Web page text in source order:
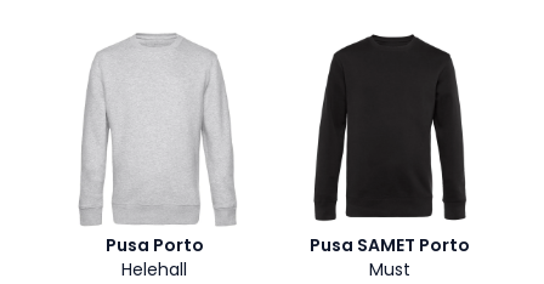
Pusa Porto
Helehall
Pusa SAMET Porto
Must